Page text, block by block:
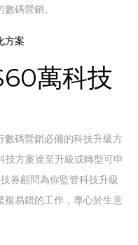
碼營銷。
方案
萬科技
數碼營銷必備的科技升級方
方案達至升級或轉型可申
券顧問為你監管科技升級
複易錯的工作，專心於生意